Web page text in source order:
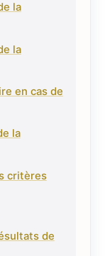
la
la
en cas de
la
critères
de